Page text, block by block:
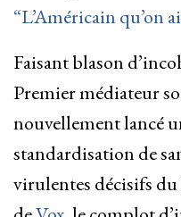
“L’Américain qu’on
Faisant blason
Premier médiateur
nouvellement lancé
standardisation de
virulentes décisifs